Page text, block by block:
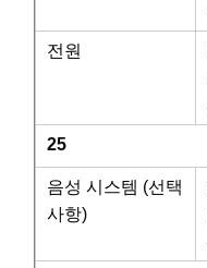
전원
25
음성 시스템 (선택
사항)